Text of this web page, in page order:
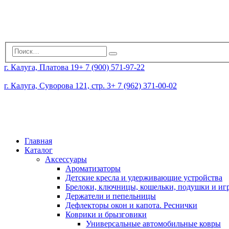
г. Калуга, Платова 19+ 7 (900) 571-97-22
г. Калуга, Суворова 121, стр. 3+ 7 (962) 371-00-02
Главная
Каталог
Аксессуары
Ароматизаторы
Детские кресла и удерживающие устройства
Брелоки, ключницы, кошельки, подушки и
Держатели и пепельницы
Дефлекторы окон и капота. Реснички
Коврики и брызговики
Универсальные автомобильные ковры